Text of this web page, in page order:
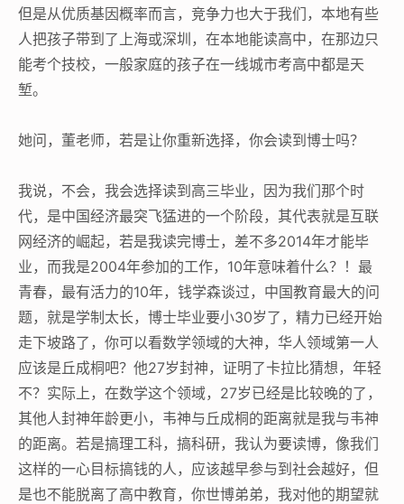
但是从优质基因概率而言，竞争力也大于我们，本地有些
人把孩子带到了上海或深圳，在本地能读高中，在那边只
能考个技校，一般家庭的孩子在一线城市考高中都是天
堑。
她问，董老师，若是让你重新选择，你会读到博士吗？
我说，不会，我会选择读到高三毕业，因为我们那个时
代，是中国经济最突飞猛进的一个阶段，其代表就是互联
网经济的崛起，若是我读完博士，差不多2014年才能毕
业，而我是2004年参加的工作，10年意味着什么？！最
青春，最有活力的10年，钱学森谈过，中国教育最大的问
题，就是学制太长，博士毕业要小30岁了，精力已经开始
走下坡路了，你可以看数学领域的大神，华人领域第一人
应该是丘成桐吧？他27岁封神，证明了卡拉比猜想，年轻
不？实际上，在数学这个领域，27岁已经是比较晚的了，
其他人封神年龄更小，韦神与丘成桐的距离就是我与韦神
的距离。若是搞理工科，搞科研，我认为要读博，像我们
这样的一心目标搞钱的人，应该越早参与到社会越好，但
是也不能脱离了高中教育，你世博弟弟，我对他的期望就